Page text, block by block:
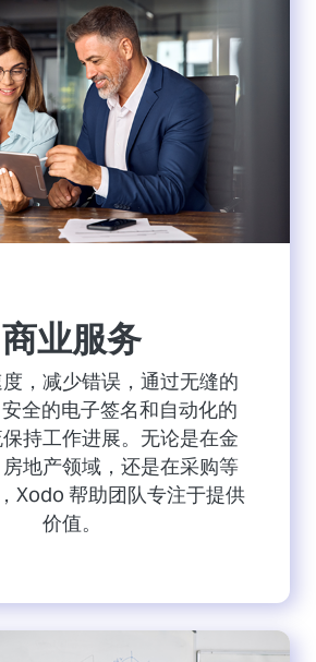
商业服务
，减少错误，通过无缝的
全的电子签名和自动化的
持工作进展。无论是在金
地产领域，还是在采购等
Xodo 帮助团队专注于提供
价值。